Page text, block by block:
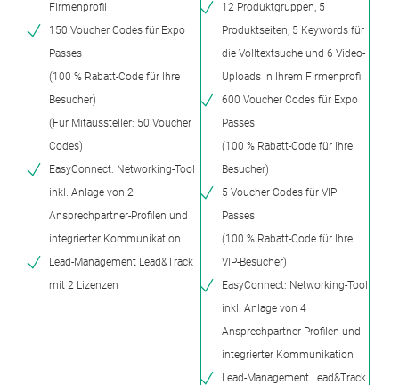
Firmenprofil
150 Voucher Codes für Expo
Passes
(100 % Rabatt-Code für Ihre
Besucher)
(Für Mitaussteller: 50 Voucher
Codes)
EasyConnect: Networking-Tool
inkl. Anlage von 2
Ansprechpartner-Profilen und
integrierter Kommunikation
Lead-Management Lead&Track
mit 2 Lizenzen
12 Produktgruppen, 5
Produktseiten, 5 Keywords für
die Volltextsuche und 6 Video-
Uploads in Ihrem Firmenprofil
600 Voucher Codes für Expo
Passes
(100 % Rabatt-Code für Ihre
Besucher)
5 Voucher Codes für VIP
Passes
(100 % Rabatt-Code für Ihre
VIP-Besucher)
EasyConnect: Networking-Tool
inkl. Anlage von 4
Ansprechpartner-Profilen und
integrierter Kommunikation
Lead-Management Lead&Track